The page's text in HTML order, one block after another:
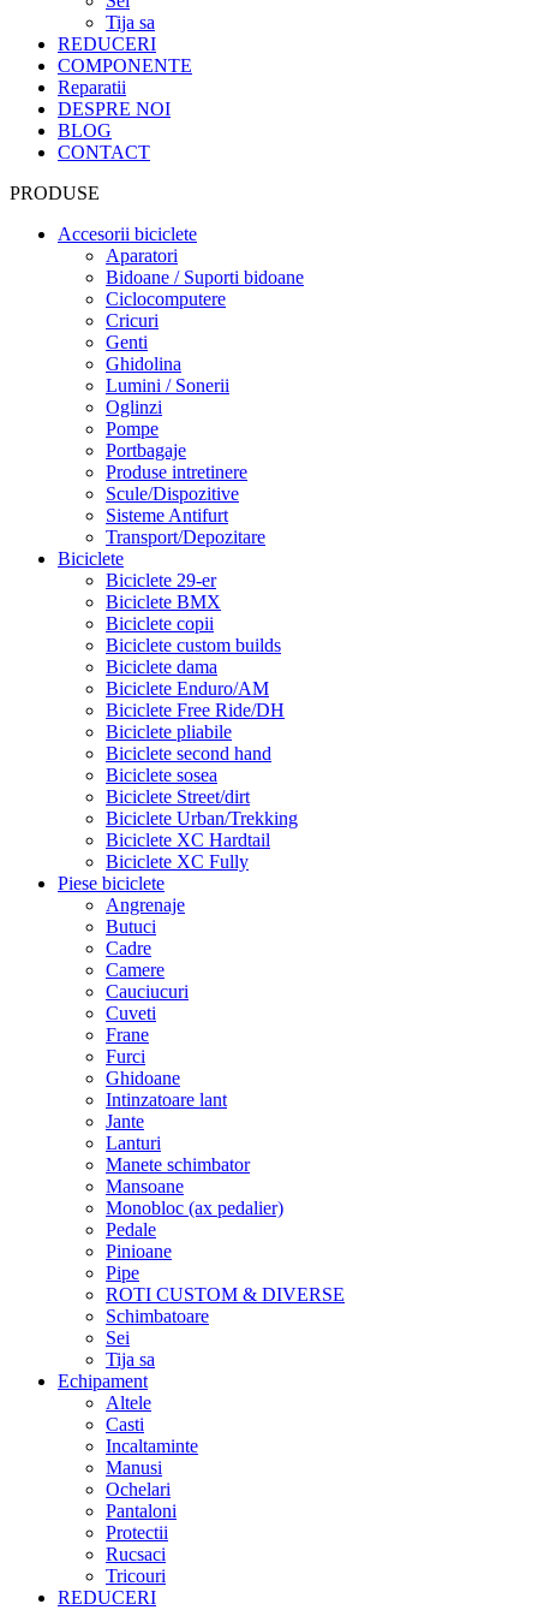
Tija sa
REDUCERI
COMPONENTE
Reparatii
DESPRE NOI
BLOG
CONTACT
PRODUSE
Accesorii biciclete
Aparatori
Bidoane / Suporti bidoane
Ciclocomputere
Cricuri
Genti
Ghidolina
Lumini / Sonerii
Oglinzi
Pompe
Portbagaje
Produse intretinere
Scule/Dispozitive
Sisteme Antifurt
Transport/Depozitare
Biciclete
Biciclete 29-er
Biciclete BMX
Biciclete copii
Biciclete custom builds
Biciclete dama
Biciclete Enduro/AM
Biciclete Free Ride/DH
Biciclete pliabile
Biciclete second hand
Biciclete sosea
Biciclete Street/dirt
Biciclete Urban/Trekking
Biciclete XC Hardtail
Biciclete XC Fully
Piese biciclete
Angrenaje
Butuci
Cadre
Camere
Cauciucuri
Cuveti
Frane
Furci
Ghidoane
Intinzatoare lant
Jante
Lanturi
Manete schimbator
Mansoane
Monobloc (ax pedalier)
Pedale
Pinioane
Pipe
ROTI CUSTOM & DIVERSE
Schimbatoare
Sei
Tija sa
Echipament
Altele
Casti
Incaltaminte
Manusi
Ochelari
Pantaloni
Protectii
Rucsaci
Tricouri
REDUCERI